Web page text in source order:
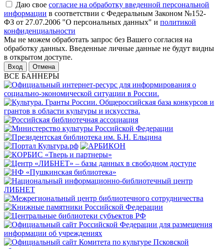
Даю свое согласие на обработку введенной персональной
информации в соответствии с Федеральным Законом №152-
ФЗ от 27.07.2006 "О персональных данных" и политикой
конфиденциальности
Мы не можем обработать запрос без Вашего согласия на
обработку данных. Введенные личные данные не будут видны
в открытом доступе.
Отмена
ВСЕ БАННЕРЫ